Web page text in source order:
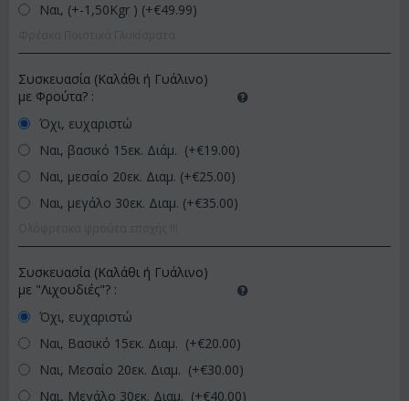
Ναι, (+-1,50Kgr ) (+€49.99)
Συσκευασία (Καλάθι ή Γυάλινο)
με Φρούτα? :
Όχι, ευχαριστώ
Ναι, βασικό 15εκ. Διάμ. (+€19.00)
Ναι, μεσαίο 20εκ. Διαμ. (+€25.00)
Ναι, μεγάλο 30εκ. Διαμ. (+€35.00)
Συσκευασία (Καλάθι ή Γυάλινο)
με "Λιχουδιές"? :
Όχι, ευχαριστώ
Ναι, Βασικό 15εκ. Διαμ. (+€20.00)
Ναι, Μεσαίο 20εκ. Διαμ. (+€30.00)
Ναι, Μεγάλο 30εκ. Διαμ. (+€40.00)